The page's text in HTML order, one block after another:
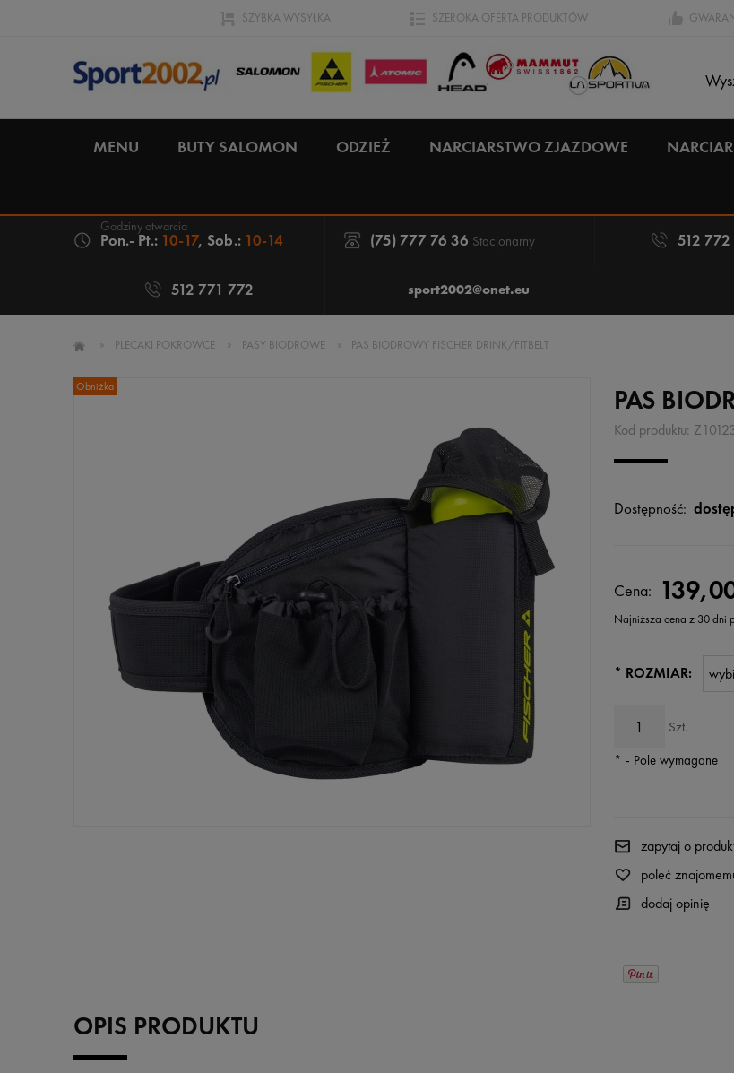
SZYBKA WYSYŁKA SZEROKA OFERTA PRODUKTÓW
MENU BUTY SALOMON ODZIEŻ NARCIARSTWO ZJAZDOWE
Pon.- Pt.: 10-17, Sob.: 10-14 (75) 777 76 36 Stacjonarny 512
512 771 772 sport2002@onet.eu
» PLECAKI POKROWCE » PASY BIODROWE » PAS BIODROWY FISCHER DRINK/FITBELT
Obniżka PAS
Kod produktu: Z10123
Dostępność:
Cena:
Najniższa cena z 30 dni
wyświetlana jest
* ROZMIAR:
Szt.
* - Pole wymagane
zapytaj o
poleć
dodaj opinię
OPIS PRODUKTU